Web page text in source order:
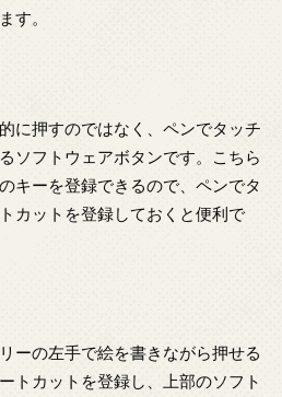
す。
に押すのではなく、ペンでタッチ
ソフトウェアボタンです。こちら
キーを登録できるので、ペンでタ
カットを登録しておくと便利で
ーの左手で絵を書きながら押せる
トカットを登録し、上部のソフト